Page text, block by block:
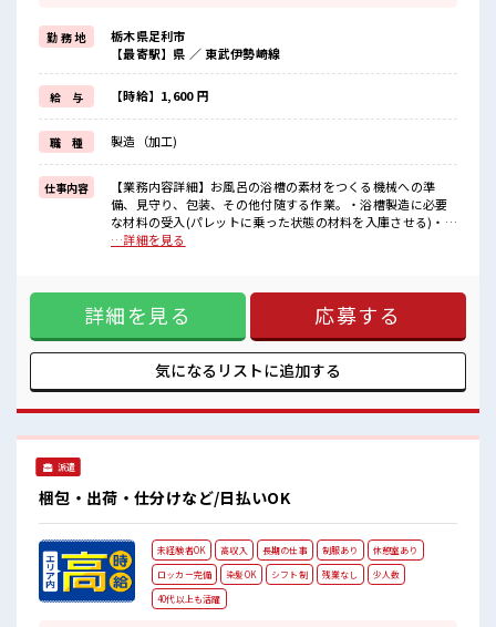
基本的に髪色自由で明るすぎたり奇抜でなければOKです！
(規定有)制服があると毎日の服選びに悩まずOK♪
≪初めての仕事だけど自分にもできそう≫
新しいことにチャレンジするのは不安だけど、
しっかり働く環境が整っています！
イチからスキルUP・ステップUP目指していきましょう！
≪収入アップを目指せる≫
高時給だらけの派遣のお仕事です！
■職場の雰囲気
少人数の職場でこじんまり。
職場の仲間との交流もできちゃうかも？
明るすぎたり奇抜過ぎなければヘアカラーOK！
勤 務 地
栃木県足利市
【最寄駅】県 ／ 東武伊勢崎線
給 与 【時給】1,600 円
職 種 製造（加工)
仕事内容
【業務内容詳細】お風呂の浴槽の素材をつくる機械への準
備、見守り、包装、その他付随する作業。・浴槽製造に必要
な材料の受入(パレットに乗った状態の材料を入庫させる)・フ
ォークリフト(カウンター)を使用しての製品運搬※フォークリ
ング・コンテナに充填された製品の梱包作業【取扱製品情
報】お風呂の浴槽になる特殊素材 ■お仕事PR ≪プライベート
が充実する≫ 場合によってはお願いすることもありますが、
残業はほとんどナシ！ ≪髪型自由≫ 基本的に髪色自由で明る
すぎたり奇抜でなければOKです！ (規定有)制服があると毎日
の服選びに悩まずOK♪ ≪初めての仕事だけど自分にもできそ
働く環境が整っています！ イチからスキルUP・ステップUP
目指していきましょう！ ≪収入アップを目指せる≫ 高時給だ
たり奇抜過ぎなければヘアカラーOK！ 残業はほとんどありま
せん！
…詳細を見る
詳細を見る 応募する
気になるリストに追加する
派遣
梱包・出荷・仕分けなど/日払いOK
未経験者OK 高収入 長期の仕事 制服あり
休憩室あり
ロッカー完備
染髪OK シフト制 残業なし
少人数
40代以上も活躍